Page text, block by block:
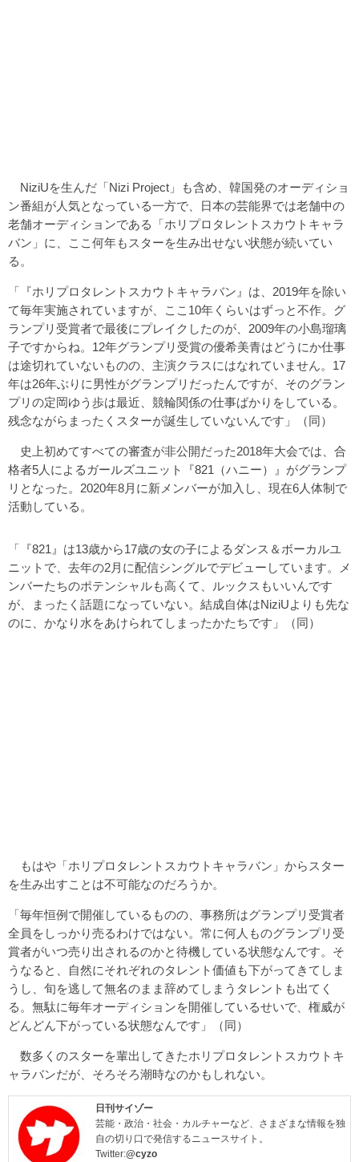
NiziUを生んだ「Nizi Project」も含め、韓国発のオーディショ
ン番組が人気となっている一方で、日本の芸能界では老舗中の
老舗オーディションである「ホリプロタレントスカウトキャラ
バン」に、ここ何年もスターを生み出せない状態が続いてい
る。
「『ホリプロタレントスカウトキャラバン』は、2019年を除い
て毎年実施されていますが、ここ10年くらいはずっと不作。グ
ランプリ受賞者で最後にプレイクしたのが、2009年の小島瑠璃
子ですからね。12年グランプリ受賞の優希美青はどうにか仕事
は途切れていないものの、主演クラスにはなれていません。17
年は26年ぶりに男性がグランプリだったんですが、そのグラン
プリの定岡ゆう歩は最近、競輪関係の仕事ばかりをしている。
残念ながらまったくスターが誕生していないんです」（同）
史上初めてすべての審査が非公開だった2018年大会では、合
格者5人によるガールズユニット『821（ハニー）』がグランプ
リとなった。2020年8月に新メンバーが加入し、現在6人体制で
活動している。
「『821』は13歳から17歳の女の子によるダンス＆ボーカルユ
ニットで、去年の2月に配信シングルでデビューしています。メ
ンバーたちのポテンシャルも高くて、ルックスもいいんです
が、まったく話題になっていない。結成自体はNiziUよりも先な
のに、かなり水をあけられてしまったかたちです」（同）
もはや「ホリプロタレントスカウトキャラバン」からスター
を生み出すことは不可能なのだろうか。
「毎年恒例で開催しているものの、事務所はグランプリ受賞者
全員をしっかり売るわけではない。常に何人ものグランプリ受
賞者がいつ売り出されるのかと待機している状態なんです。そ
うなると、自然にそれぞれのタレント価値も下がってきてしま
うし、旬を逃して無名のまま辞めてしまうタレントも出てく
る。無駄に毎年オーディションを開催しているせいで、権威が
どんどん下がっている状態なんです」（同）
数多くのスターを輩出してきたホリプロタレントスカウトキ
ャラバンだが、そろそろ潮時なのかもしれない。
日刊サイゾー
芸能・政治・社会・カルチャーなど、さまざまな情報を独
自の切り口で発信するニュースサイト。
Twitter:@cyzo